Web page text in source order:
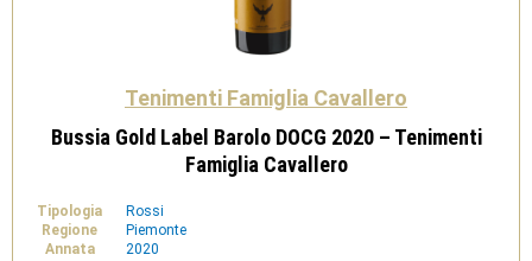
Tenimenti Famiglia Cavallero
Bussia Gold Label Barolo DOCG 2020 – Tenimenti
Famiglia Cavallero
Tipologia
Rossi
Regione
Piemonte
Annata
2020